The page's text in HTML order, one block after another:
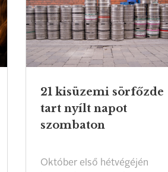
21 kisüzemi sörfőzde
tart nyílt napot
szombaton
Október első hétvégéjén